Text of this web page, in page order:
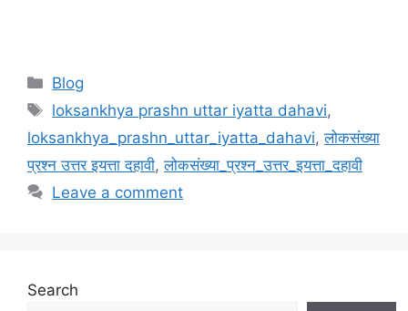
Categories
Blog
Tags
loksankhya prashn uttar iyatta dahavi,
loksankhya_prashn_uttar_iyatta_dahavi,लोकसंख्या
प्रश्न उत्तर इयत्ता दहावी,लोकसंख्या_प्रश्न_उत्तर_इयत्ता_दहावी
Leave a comment
Search